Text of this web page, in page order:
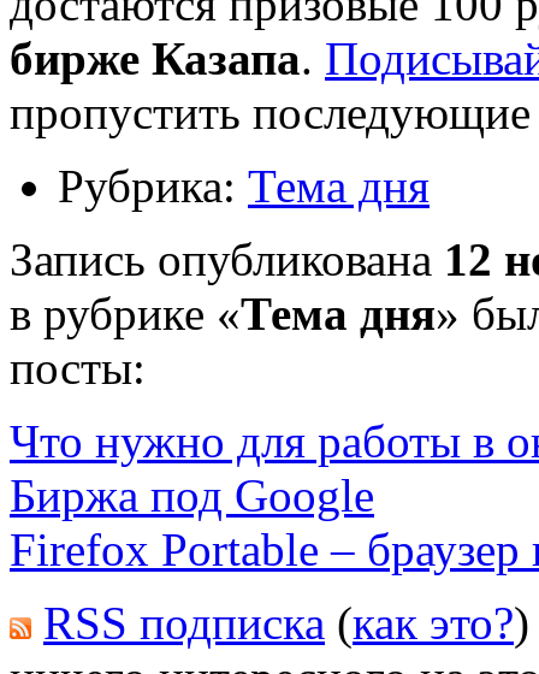
бирже Казапа.
пропустить
Рубрика: Тема дня
Запись опубликована 12
в рубрике «Тема дня»
посты:
Что нужно для работы в
Биржа под Google
Firefox Portable –
RSS подписка (как это?)